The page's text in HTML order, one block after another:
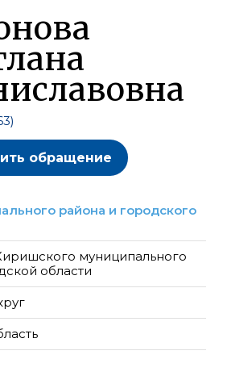
обращение
района и городского
муниципального
области